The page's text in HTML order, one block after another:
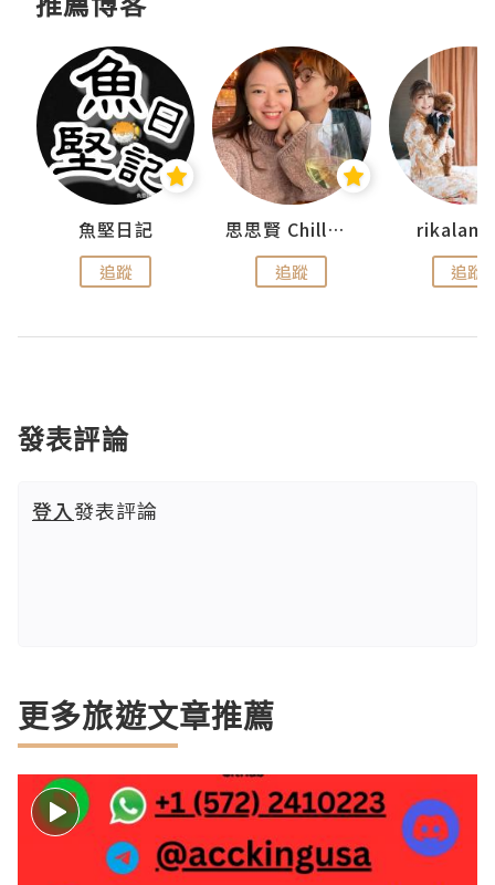
魚堅日記
追蹤
思思賢 ChillMyBabe
追蹤 追蹤
發表評論
登入發表評論
更多旅遊文章推薦